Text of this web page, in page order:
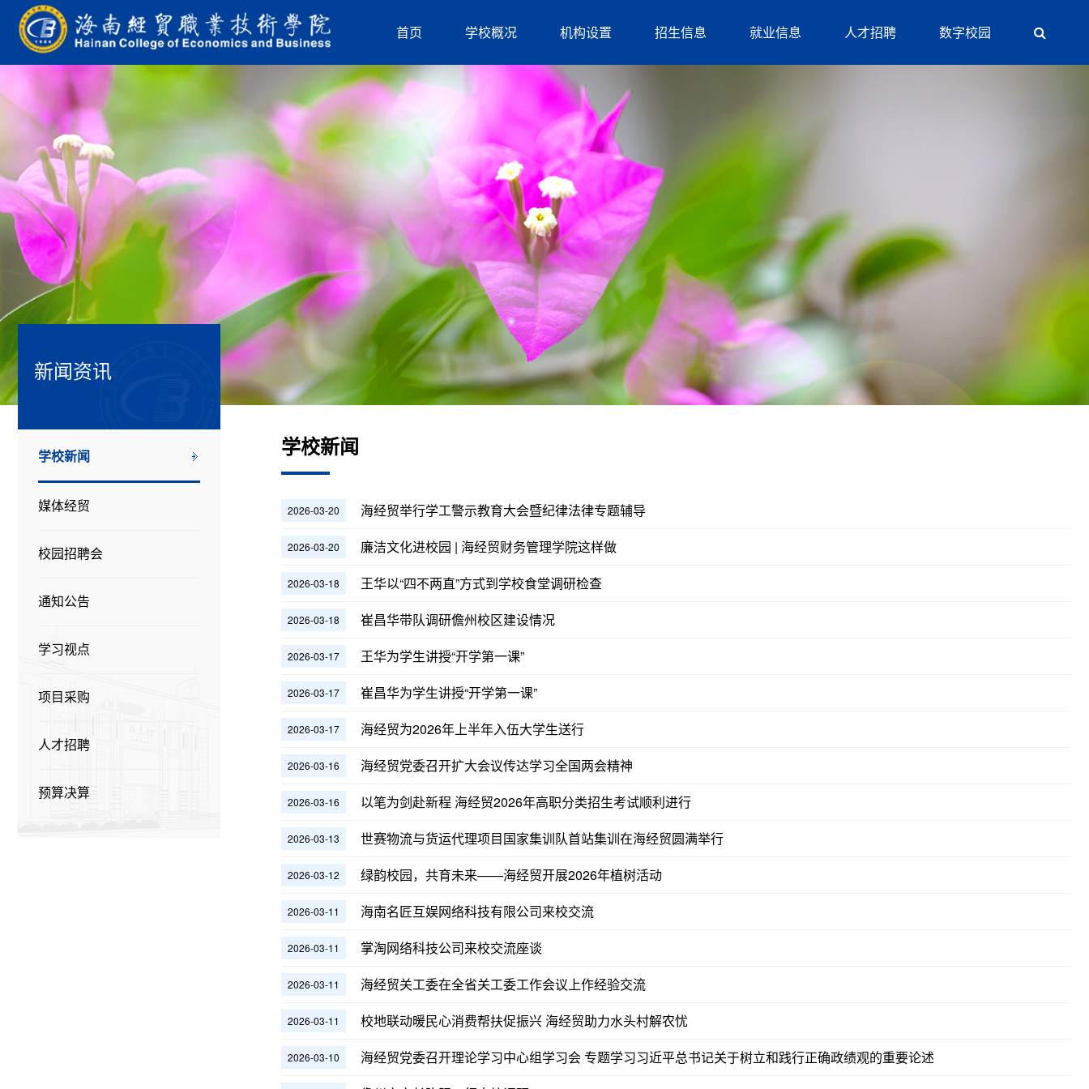
首页 学校概况 机构设置 招生信息 就业信息 人才招聘 数字校园
新闻资讯
学校新闻
媒体经贸
校园招聘会
通知公告
学习视点
项目采购
人才招聘
预算决算
学校新闻
2026-03-20 海经贸举行学工警示教育大会暨纪律法律专题辅导
2026-03-20 廉洁文化进校园 | 海经贸财务管理学院这样做
2026-03-18 王华以“四不两直”方式到学校食堂调研检查
2026-03-18 崔昌华带队调研儋州校区建设情况
2026-03-17 王华为学生讲授“开学第一课”
2026-03-17 崔昌华为学生讲授“开学第一课”
2026-03-17 海经贸为2026年上半年入伍大学生送行
2026-03-16 海经贸党委召开扩大会议传达学习全国两会精神
2026-03-16 以笔为剑赴新程 海经贸2026年高职分类招生考试顺利进行
2026-03-13 世赛物流与货运代理项目国家集训队首站集训在海经贸圆满举行
2026-03-12 绿韵校园，共育未来——海经贸开展2026年植树活动
2026-03-11 海南名匠互娱网络科技有限公司来校交流
2026-03-11 掌淘网络科技公司来校交流座谈
2026-03-11 海经贸关工委在全省关工委工作会议上作经验交流
2026-03-11 校地联动暖民心消费帮扶促振兴 海经贸助力水头村解农忧
2026-03-10 海经贸党委召开理论学习中心组学习会 专题学习习近平总书记关于树立和践行正确政绩观的重要论述